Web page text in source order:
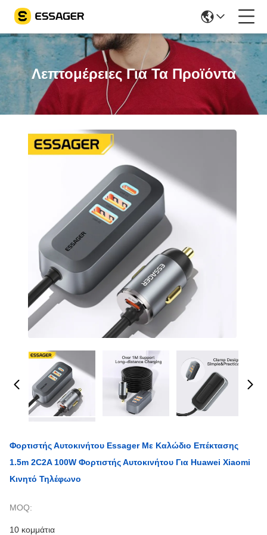
Λεπτομέρειες Για Τα Προϊόντα
Φορτιστής Αυτοκινήτου Essager Με Καλώδιο Επέκτασης
1.5m 2C2A 100W Φορτιστής Αυτοκινήτου Για Huawei Xiaomi
Κινητό Τηλέφωνο
MOQ:
10 κομμάτια